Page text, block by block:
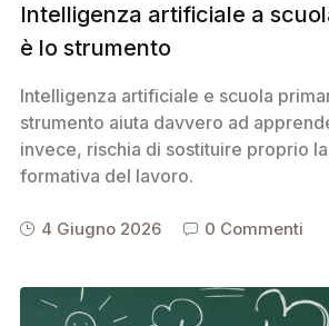
Intelligenza artificiale a
è lo strumento
Intelligenza artificiale e scuola
strumento aiuta davvero ad
invece, rischia di sostituire proprio
formativa del lavoro.
4 Giugno 2026 0 Commenti